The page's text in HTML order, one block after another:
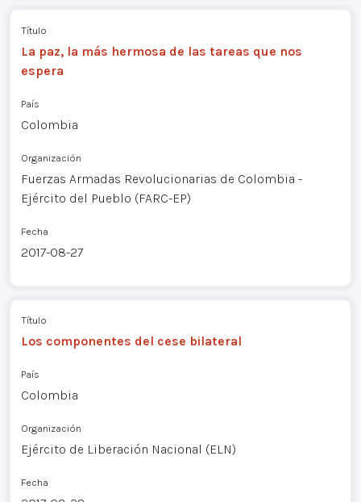
Título
La paz, la más hermosa de las tareas que nos
espera
País
Colombia
Organización
Fuerzas Armadas Revolucionarias de Colombia -
Ejército del Pueblo (FARC-EP)
Fecha
2017-08-27
Título
Los componentes del cese bilateral
País
Colombia
Organización
Ejército de Liberación Nacional (ELN)
Fecha